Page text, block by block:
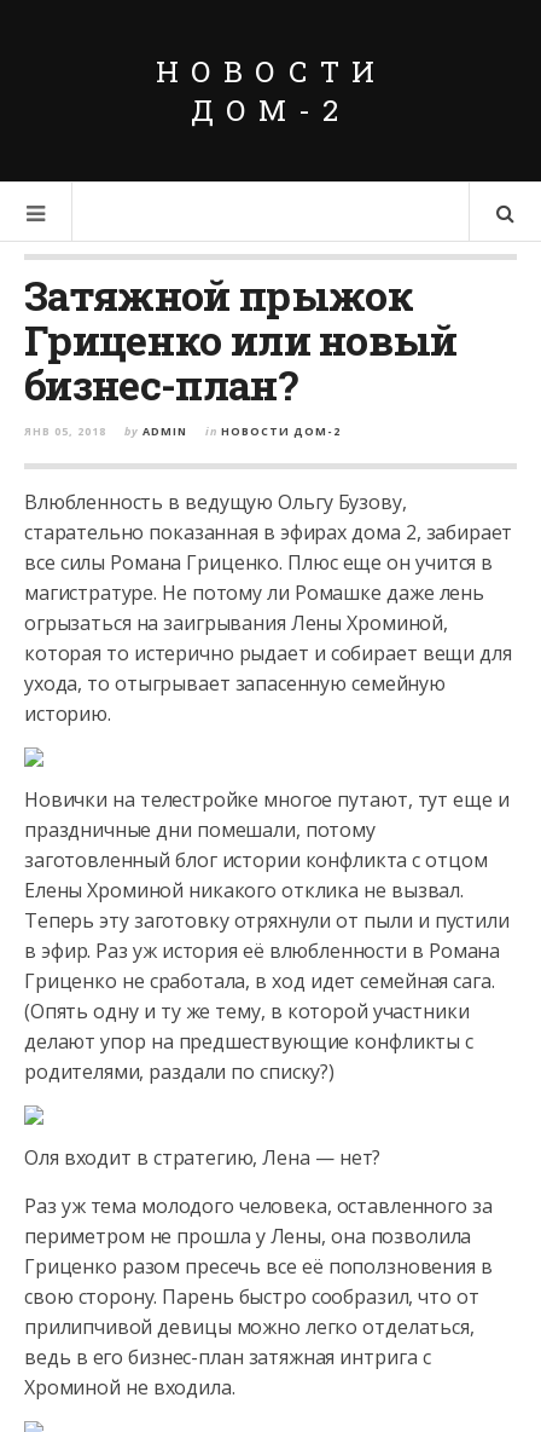
НОВОСТИ
ДОМ-2
Затяжной прыжок
Гриценко или новый
бизнес-план?
ЯНВ 05, 2018 by ADMIN in НОВОСТИ ДОМ-2
Влюбленность в ведущую Ольгу Бузову,
старательно показанная в эфирах дома 2, забирает
все силы Романа Гриценко. Плюс еще он учится в
магистратуре. Не потому ли Ромашке даже лень
огрызаться на заигрывания Лены Хроминой,
которая то истерично рыдает и собирает вещи для
ухода, то отыгрывает запасенную семейную
историю.
Новички на телестройке многое путают, тут еще и
праздничные дни помешали, потому
заготовленный блог истории конфликта с отцом
Елены Хроминой никакого отклика не вызвал.
Теперь эту заготовку отряхнули от пыли и пустили
в эфир. Раз уж история её влюбленности в Романа
Гриценко не сработала, в ход идет семейная сага.
(Опять одну и ту же тему, в которой участники
делают упор на предшествующие конфликты с
родителями, раздали по списку?)
Оля входит в стратегию, Лена — нет?
Раз уж тема молодого человека, оставленного за
периметром не прошла у Лены, она позволила
Гриценко разом пресечь все её поползновения в
свою сторону. Парень быстро сообразил, что от
прилипчивой девицы можно легко отделаться,
ведь в его бизнес-план затяжная интрига с
Хроминой не входила.